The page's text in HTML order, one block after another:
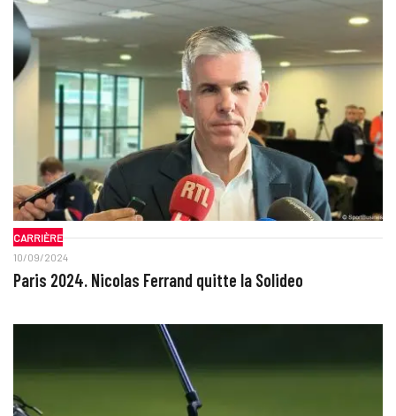
CARRIÈRE
10/09/2024
Paris 2024. Nicolas Ferrand quitte la Solideo